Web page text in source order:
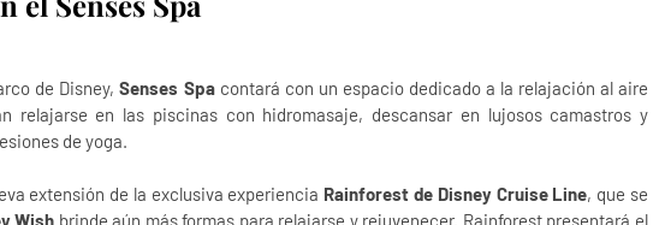
de Disney,Senses Spacontará con un espacio dedicado a la relajación al aire
relajarse en las piscinas con hidromasaje, descansar en lujosos camastros y
de yoga.
extensión de la exclusiva experiencia Rainforest de Disney Cruise Line, que se
Wish brinde aún más formas para relajarse y rejuvenecer. Rainforest presentará el